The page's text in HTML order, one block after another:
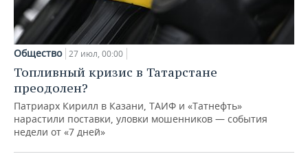
Общество 27 июл, 00:00
Топливный кризис в Татарстане
преодолен?
Патриарх Кирилл в Казани, ТАИФ и «Татнефть»
нарастили поставки, уловки мошенников — события
недели от «7 дней»